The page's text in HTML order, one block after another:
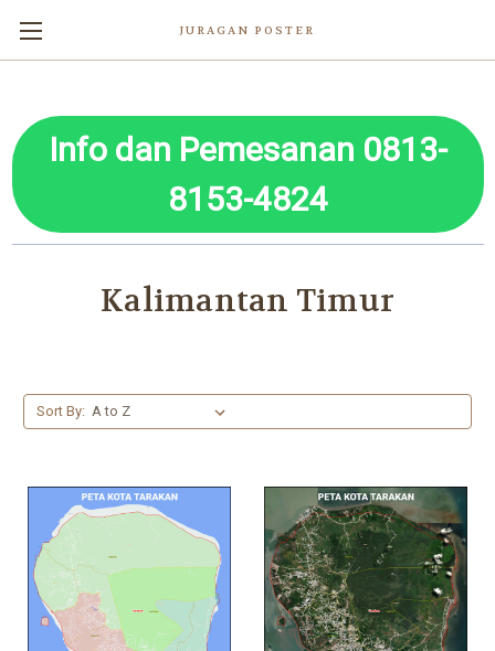
JURAGAN POSTER
Info dan Pemesanan 0813-
8153-4824
Kalimantan Timur
Sort By: